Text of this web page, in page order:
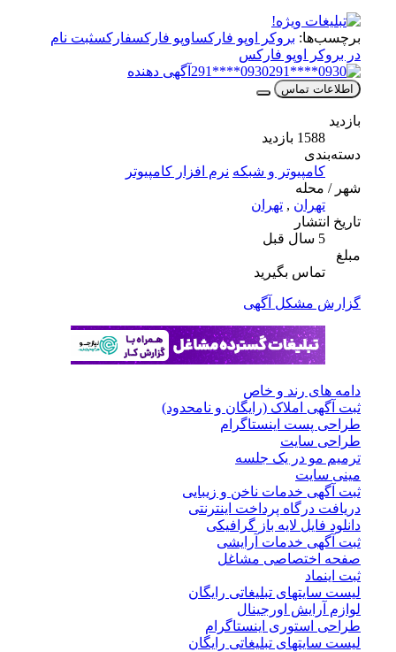
برچسب‌ها:بروکر اوپو فارکساوپو فارکسفارکسثبت نام
در بروکر اوپو فارکس
0930****291
آگهی دهنده
اطلاعات تماس
دسته‌بندی
کامپیوتر و شبکه نرم افزار کامپیوتر
شهر / محله
تهران,تهران
تاریخ انتشار
تماس بگیرید
گزارش مشکل آگهی
دامه های رند و خاص
ثبت آگهی املاک (رایگان و نامحدود)
طراحی پست اینستاگرام
طراحی سایت
ترمیم مو در یک جلسه
مینی سایت
ثبت آگهی خدمات ناخن و زیبایی
دریافت درگاه پرداخت اینترنتی
دانلود فایل لایه باز گرافیکی
ثبت آگهی خدمات آرایشی
صفحه اختصاصی مشاغل
ثبت اینماد
لیست سایتهای تبلیغاتی رایگان
لوازم آرایش اورجینال
طراحی استوری اینستاگرام
لیست سایتهای تبلیغاتی رایگان